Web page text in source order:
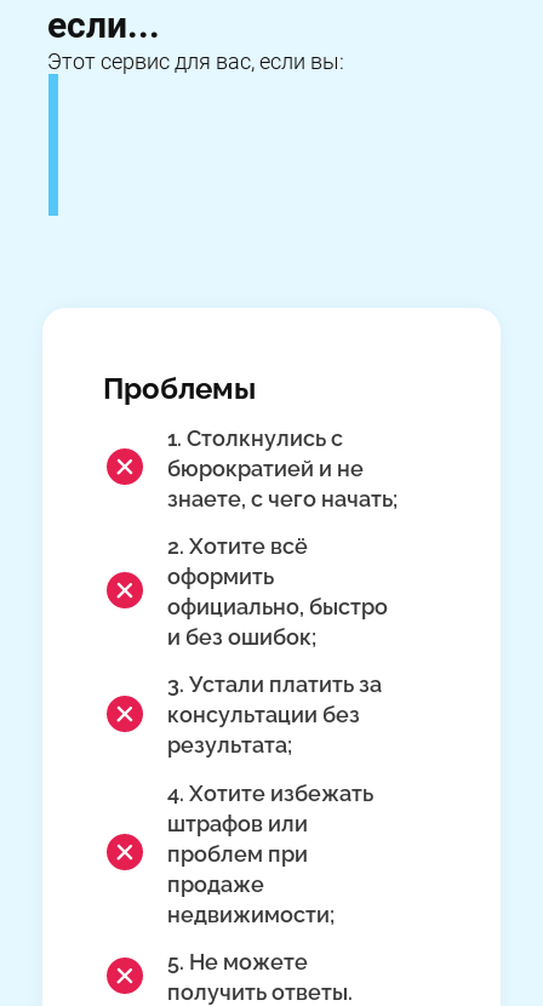
если...
Этот сервис для вас, если вы:
Проблемы
1. Столкнулись с
бюрократией и не
знаете, с чего начать;
2. Хотите всё
оформить
официально, быстро
и без ошибок;
3. Устали платить за
консультации без
результата;
4. Хотите избежать
штрафов или
проблем при
продаже
недвижимости;
5. Не можете
получить ответы.